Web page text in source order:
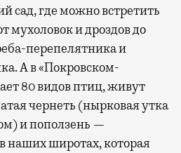
сад, где можно встретить
мухоловок и дроздов до
перепелятника и
А в «Покровском-
80 видов птиц, живут
чернеть (нырковая утка
и поползень —
наших широтах, которая